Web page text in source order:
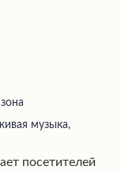
музыка,
посетителей